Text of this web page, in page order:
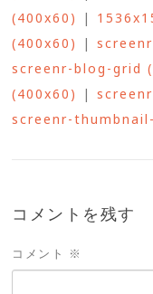
(400x60)
|
(400x60)
|
screenr-blog-grid
(400x60)
|
screenr-
コメントを残す
コメント ※